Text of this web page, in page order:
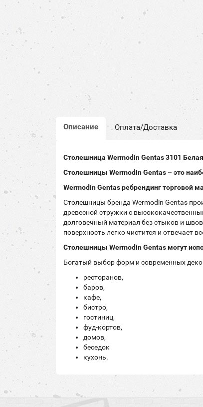
Описание Оплата/Доставка
Столешница Wermodin Gentas3101
Столешницы Wermodin Gentas – это
Wermodin Gentas ребрендинг торговой
Столешницы бренда Wermodin Gentas
древесной стружки с
долговечный материал без стыков и
поверхность легко чистится и отвечает
Столешницы Wermodin Gentasмогут
Богатый выбор форм и современных
ресторанов,
баров,
кафе,
бистро,
гостиниц,
фуд-кортов,
домов,
беседок
кухонь.